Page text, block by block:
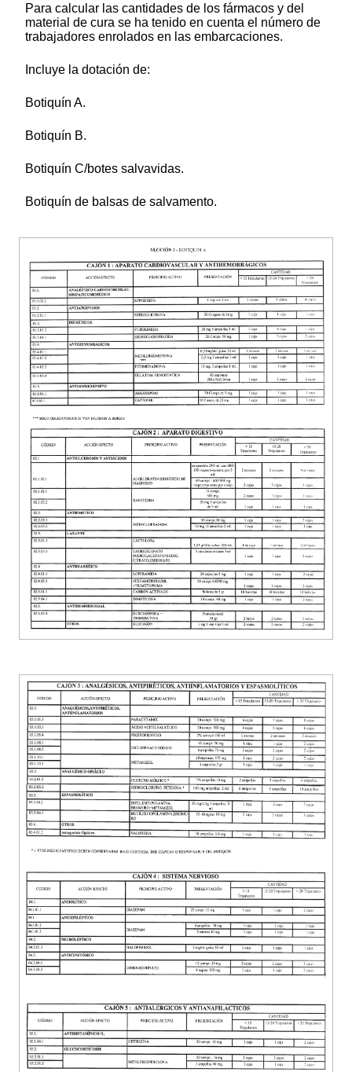
Para calcular las cantidades de los fármacos y del
material de cura se ha tenido en cuenta el número de
trabajadores enrolados en las embarcaciones.
Incluye la dotación de:
Botiquín A.
Botiquín B.
Botiquín C/botes salvavidas.
Botiquín de balsas de salvamento.